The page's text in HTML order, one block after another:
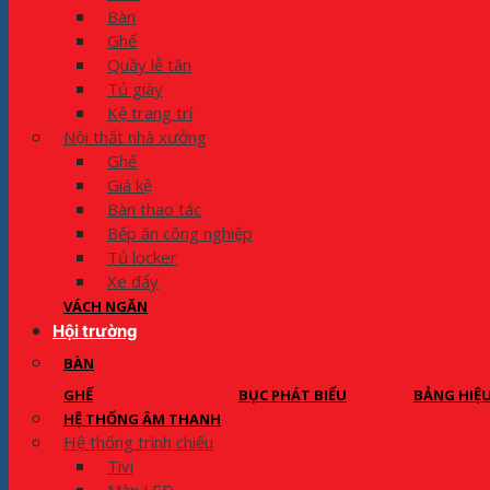
Bàn
Ghế
Quầy lễ tân
Tủ giày
Kệ trang trí
Nội thất nhà xưởng
Ghế
Giá kệ
Bàn thao tác
Bếp ăn công nghiệp
Tủ locker
Xe đẩy
VÁCH NGĂN
Hội trường
BÀN
GHẾ
BỤC PHÁT BIỂU
BẢNG
HỆ THỐNG ÂM THANH
Hệ thống trình chiếu
Tivi